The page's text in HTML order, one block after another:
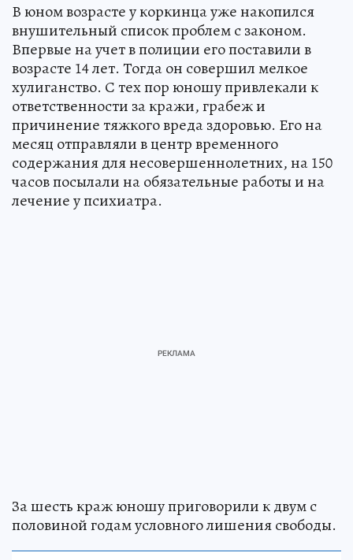
В юном возрасте у коркинца уже накопился
внушительный список проблем с законом.
Впервые на учет в полиции его поставили в
возрасте 14 лет. Тогда он совершил мелкое
хулиганство. С тех пор юношу привлекали к
ответственности за кражи, грабеж и
причинение тяжкого вреда здоровью. Его на
месяц отправляли в центр временного
содержания для несовершеннолетних, на 150
часов посылали на обязательные работы и на
лечение у психиатра.
За шесть краж юношу приговорили к двум с
половиной годам условного лишения свободы.